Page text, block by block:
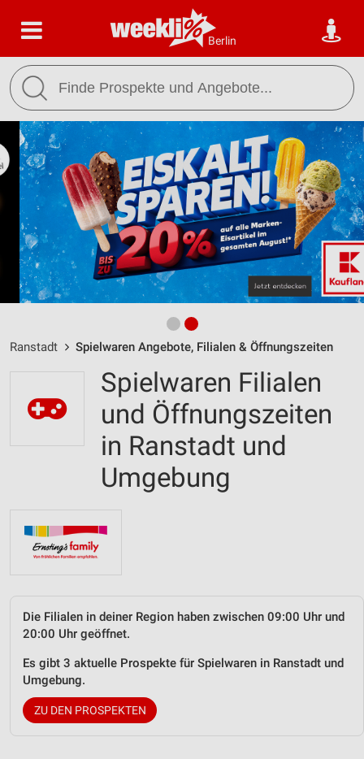
Berlin
Ranstadt Spielwaren Angebote, Filialen & Öffnungszeiten
Spielwaren Filialen
und Öffnungszeiten
in Ranstadt und
Umgebung
Die Filialen in deiner Region haben zwischen 09:00 Uhr und
20:00 Uhr geöffnet.
Es gibt 3 aktuelle Prospekte für Spielwaren in Ranstadt und
Umgebung.
ZU DEN PROSPEKTEN